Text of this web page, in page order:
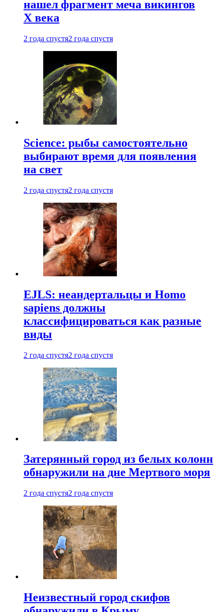
нашел фрагмент меча викингов
X века
2 года спустя2 года спустя
Science: рыбы самостоятельно
выбирают время для появления
на свет
2 года спустя2 года спустя
EJLS: неандертальцы и Homo
sapiens должны
классифицироваться как разные
виды
2 года спустя2 года спустя
Затерянный город из белых колонн
обнаружили на дне Мертвого моря
2 года спустя2 года спустя
Неизвестный город скифов